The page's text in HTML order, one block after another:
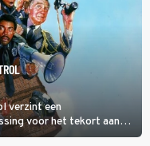
verzint een
voor het tekort aan